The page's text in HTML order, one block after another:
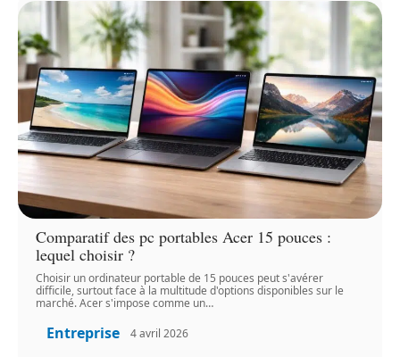
Comparatif des pc portables Acer 15 pouces :
lequel choisir ?
Choisir un ordinateur portable de 15 pouces peut s'avérer
difficile, surtout face à la multitude d'options disponibles sur le
marché. Acer s'impose comme un…
Entreprise 4 avril 2026